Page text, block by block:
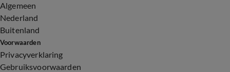
Algemeen
Nederland
Buitenland
Voorwaarden
Privacyverklaring
Gebruiksvoorwaarden